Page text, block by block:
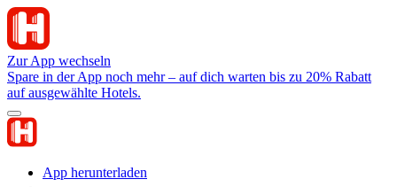
Zur App wechseln
Spare in der App noch mehr – auf dich warten bis zu 20% Rabatt
auf ausgewählte Hotels.
App herunterladen